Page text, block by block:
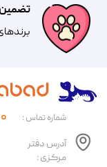
تضمین
آدرس دفتر
مرکزی :
شماره تماس :